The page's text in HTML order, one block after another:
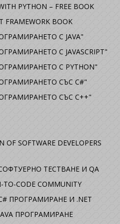
PYTHON – FREE BOOK
FRAMEWORK BOOK
С JAVA"
С JAVASCRIPT"
С PYTHON"
СЪС C#"
СЪС C++"
OF SOFTWARE DEVELOPERS
ТЕСТВАНЕ И QA
TO-CODE COMMUNITY
ПРОГРАМИРАНЕ И .NET
ПРОГРАМИРАНЕ